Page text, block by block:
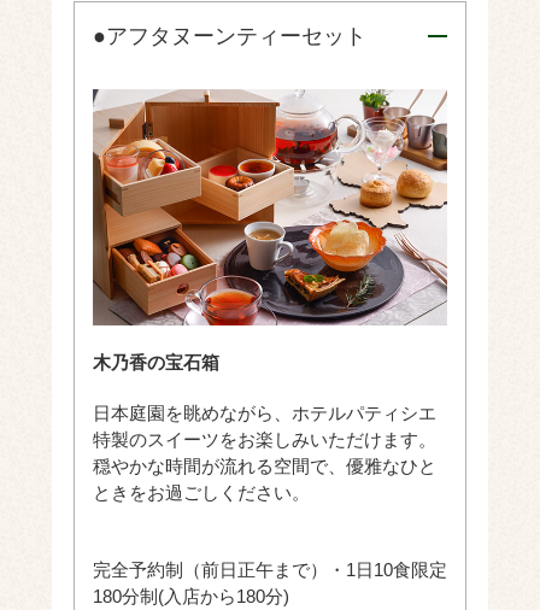
●アフタヌーンティーセット
木乃香の宝石箱
日本庭園を眺めながら、ホテルパティシエ
特製のスイーツをお楽しみいただけます。
穏やかな時間が流れる空間で、優雅なひと
ときをお過ごしください。
完全予約制（前日正午まで）・1日10食限定
180分制(入店から180分)